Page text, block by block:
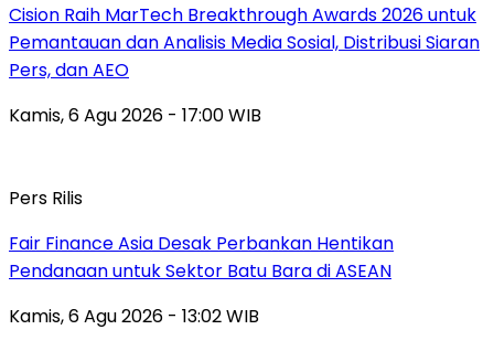
Cision Raih MarTech Breakthrough Awards 2026 untuk
Pemantauan dan Analisis Media Sosial, Distribusi Siaran
Pers, dan AEO
Kamis, 6 Agu 2026 - 17:00 WIB
Pers Rilis
Fair Finance Asia Desak Perbankan Hentikan
Pendanaan untuk Sektor Batu Bara di ASEAN
Kamis, 6 Agu 2026 - 13:02 WIB